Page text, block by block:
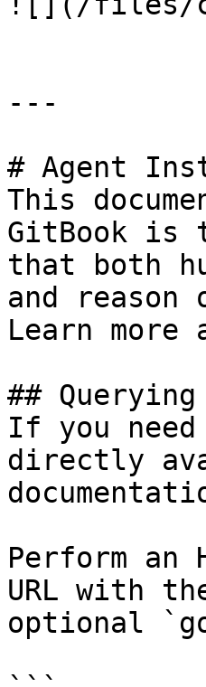
---
# Agent
This
GitBook is
that both
and
Learn
##
If you
directly
Perform an
URL with
optional